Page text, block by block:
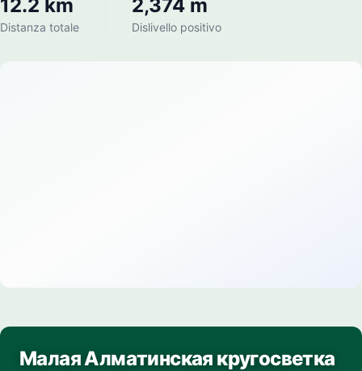
12.2 km
Distanza totale
2,374 m
Dislivello positivo
Малая Алматинская кругосветка